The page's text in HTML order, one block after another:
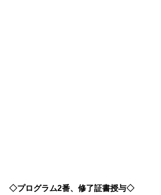
◇プログラム2番、修了証書授与◇